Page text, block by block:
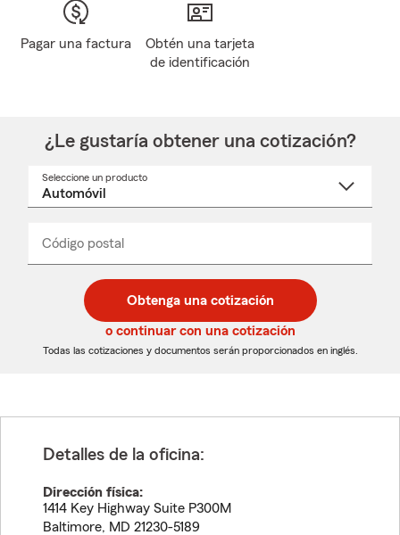
Pagar una factura
Obtén una tarjeta
de identificación
¿Le gustaría obtener una cotización?
Seleccione un producto
desplegable
Código postal
de
5
dígitos
de
5
dígitos
_____
Obtenga una cotización
o continuar con una cotización
Todas las cotizaciones y documentos serán proporcionados en inglés.
Detalles de la oficina:
Dirección física:
1414 Key Highway Suite P300M
Baltimore, MD 21230-5189